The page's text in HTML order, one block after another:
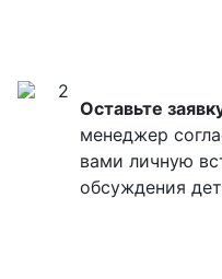
2
Оставьте
менеджер
вами личную
обсуждения